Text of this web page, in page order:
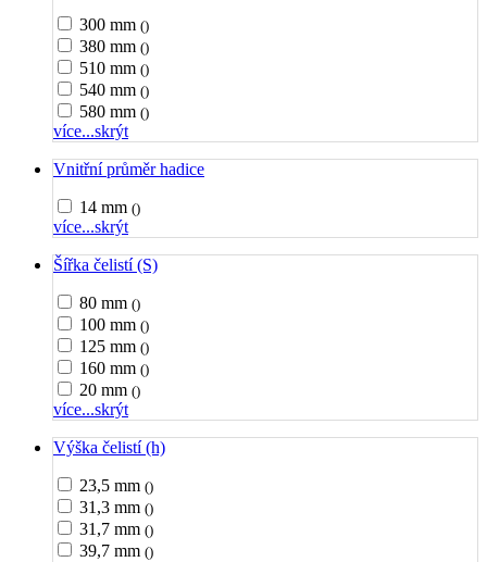
300 mm ()
380 mm ()
510 mm ()
540 mm ()
580 mm ()
více...skrýt
Vnitřní průměr hadice
14 mm ()
více...skrýt
Šířka čelistí (S)
80 mm ()
100 mm ()
125 mm ()
160 mm ()
20 mm ()
více...skrýt
Výška čelistí (h)
23,5 mm ()
31,3 mm ()
31,7 mm ()
39,7 mm ()